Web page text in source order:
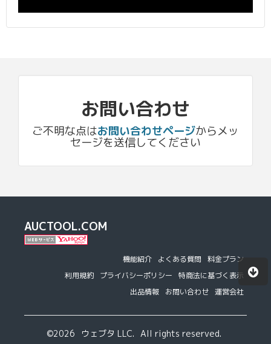
お問い合わせ
ご不明な点はお問い合わせページからメッ
セージを送信してください
AUCTOOL.COM
機能紹介 よくある質問
料金プラン
利用規約
プライバシーポリシー
特商法に基づく表示
出品情報
お問い合わせ 運営会社
©2026 ウェブタ LLC. All rights reserved.